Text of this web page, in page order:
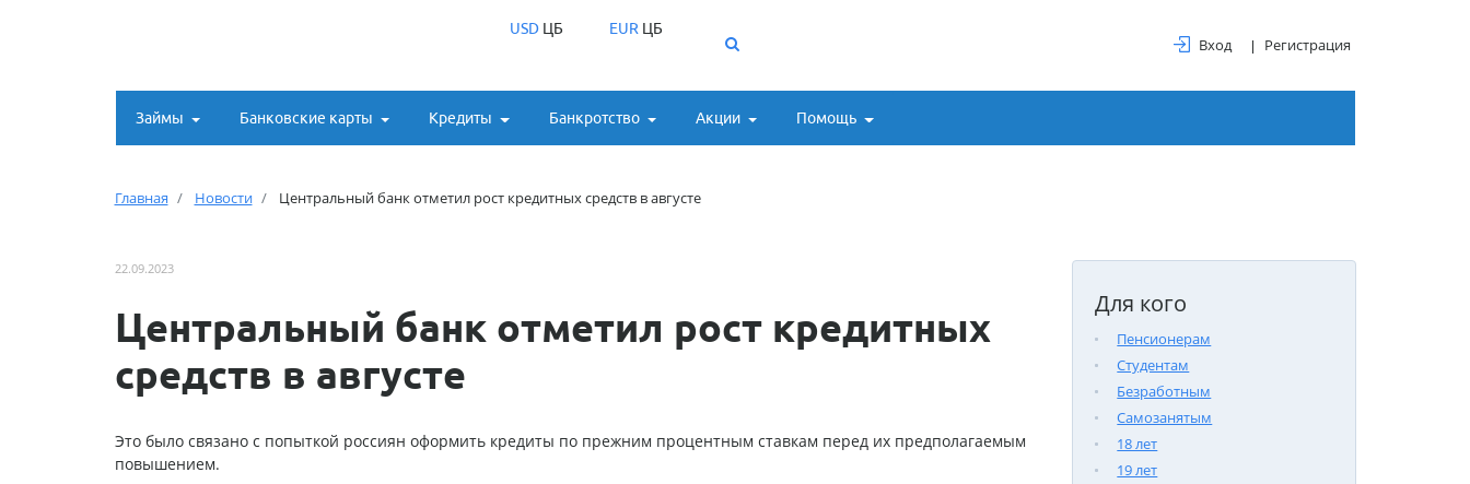
USDЦБ EUR ЦБ
Вход Регистрация
Займы Банковские карты Кредиты Банкротство Акции Помощь
Главная Новости Центральный банк отметил рост кредитных средств в августе
Для кого
Пенсионерам
Студентам
Безработным
Самозанятым
18 лет
19 лет
22.09.2023
Центральный банк отметил рост кредитных
средств в августе
Это было связано с попыткой россиян оформить кредиты по прежним процентным ставкам перед их предполагаемым
повышением.